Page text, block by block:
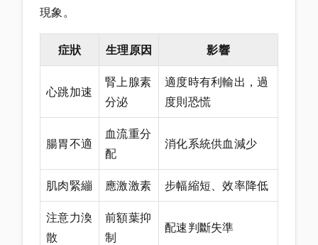
現象。
症狀 生理原因 影響
心跳加速
腎上腺素
分泌
適度時有利輸出，過
度則恐慌
腸胃不適
血流重分
配
消化系統供血減少
肌肉緊繃 應激激素 步幅縮短、效率降低
注意力渙
散
前額葉抑
制
配速判斷失準